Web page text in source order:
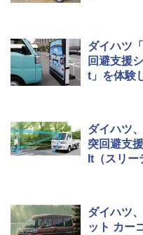
ダイハツ
回避支援
t」を体験
ダイハツ
突回避支
It（スリ
ダイハツ
ット カー